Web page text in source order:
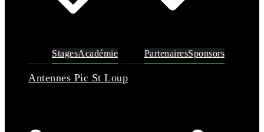
StagesAcadémie PartenairesSponsors
Antennes Pic St Loup